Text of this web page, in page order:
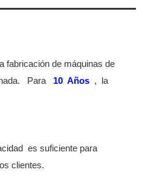
fabricación de máquinas de
Para 10 Años ,
la
es suficiente para
clientes.